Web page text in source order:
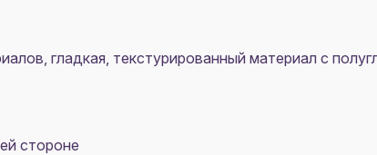
гладкая, текстурированный материал с
стороне